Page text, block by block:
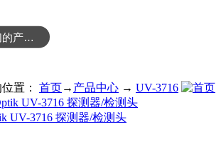
置： 首页→ 产品中心 → UV-3716
UV-3716 探测器/检测头